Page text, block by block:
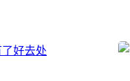
好去处